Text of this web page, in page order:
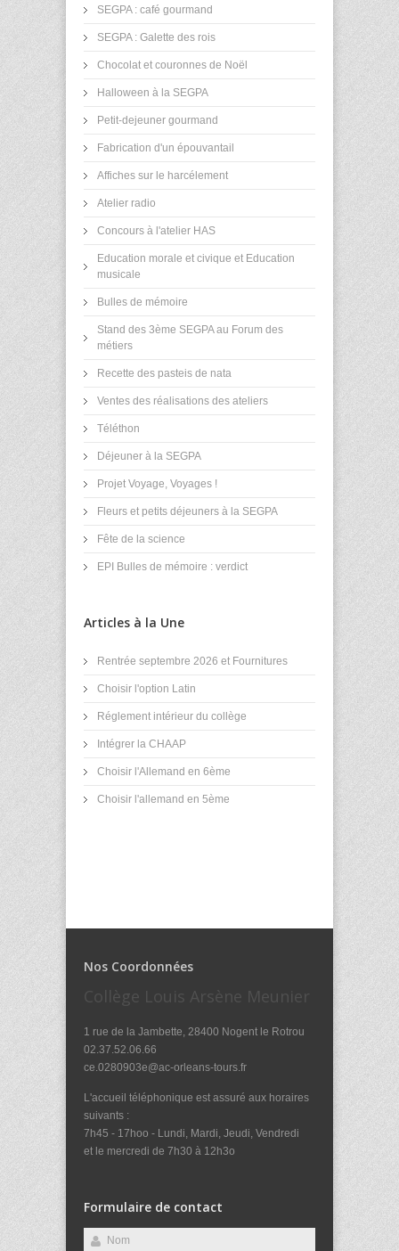
SEGPA : café gourmand
SEGPA : Galette des rois
Chocolat et couronnes de Noël
Halloween à la SEGPA
Petit-dejeuner gourmand
Fabrication d'un épouvantail
Affiches sur le harcélement
Atelier radio
Concours à l'atelier HAS
Education morale et civique et Education
musicale
Bulles de mémoire
Stand des 3ème SEGPA au Forum des
métiers
Recette des pasteis de nata
Ventes des réalisations des ateliers
Téléthon
Déjeuner à la SEGPA
Projet Voyage, Voyages !
Fleurs et petits déjeuners à la SEGPA
Fête de la science
EPI Bulles de mémoire : verdict
Articles à la Une
Rentrée septembre 2026 et Fournitures
Choisir l'option Latin
Réglement intérieur du collège
Intégrer la CHAAP
Choisir l'Allemand en 6ème
Choisir l'allemand en 5ème
Nos Coordonnées
Collège Louis Arsène Meunier
1 rue de la Jambette, 28400 Nogent le Rotrou
02.37.52.06.66
ce.0280903e@ac-orleans-tours.fr
L'accueil téléphonique est assuré aux horaires
suivants :
7h45 - 17hoo - Lundi, Mardi, Jeudi, Vendredi
et le mercredi de 7h30 à 12h3o
Formulaire de contact